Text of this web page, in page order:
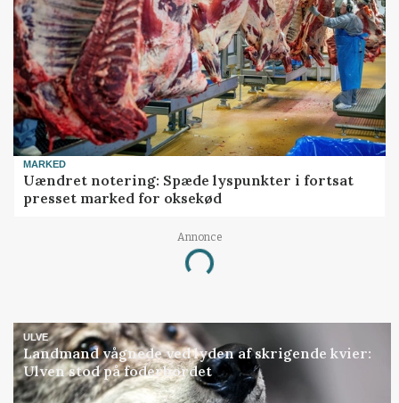
MARKED
Uændret notering: Spæde lyspunkter i fortsat
presset marked for oksekød
Annonce
Loading...
ULVE
Landmand vågnede ved lyden af skrigende kvier:
Ulven stod på foderbordet